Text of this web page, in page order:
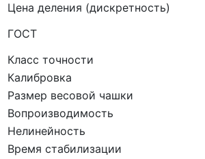
Цена деления (дискретность)
ГОСТ
Класс точности
Калибровка
Размер весовой чашки
Вопроизводимость
Нелинейность
Время стабилизации